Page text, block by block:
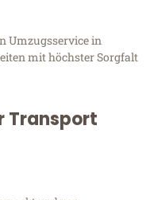
Umzugsservice in
mit höchster Sorgfalt
Transport